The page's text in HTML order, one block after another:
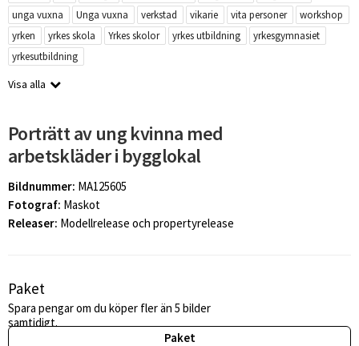
unga vuxna
Unga vuxna verkstad vikarie vita personer
workshop
yrken
yrkes skola Yrkes skolor yrkes utbildning
yrkesgymnasiet
yrkesutbildning
Visa alla
Porträtt av ung kvinna med
arbetskläder i bygglokal
Bildnummer: MA125605
Fotograf: Maskot
Releaser: Modellrelease och propertyrelease
Paket
Spara pengar om du köper fler än 5 bilder
samtidigt.
Paket